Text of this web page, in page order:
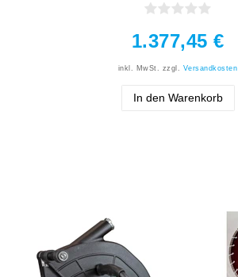
1.377,45 €
inkl. MwSt. zzgl. Versandkosten
In den Warenkorb